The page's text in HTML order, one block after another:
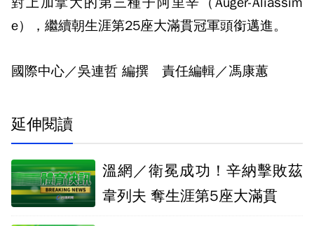
e），繼續朝生涯第25座大滿貫冠軍頭銜邁進。
國際中心／吳連哲 編撰 責任編輯／馮康蕙
延伸閱讀
溫網／衛冕成功！辛納擊敗茲
韋列夫 奪生涯第5座大滿貫